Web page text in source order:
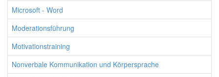
Microsoft - Word
Moderationsführung
Motivationstraining
Nonverbale Kommunikation und Körpersprache